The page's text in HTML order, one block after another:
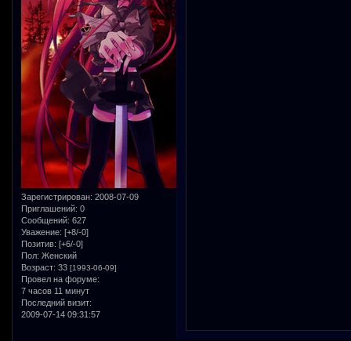
Зарегистрирован: 2008-07-09
Приглашений: 0
Сообщений: 627
Уважение: [+8/-0]
Позитив: [+6/-0]
Пол: Женский
Возраст: 33 [1993-06-09]
Провел на форуме:
7 часов 11 минут
Последний визит:
2009-07-14 09:31:57